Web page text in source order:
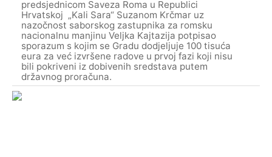
predsjednicom Saveza Roma u Republici
Hrvatskoj „Kali Sara“ Suzanom Krčmar uz
nazočnost saborskog zastupnika za romsku
nacionalnu manjinu Veljka Kajtazija potpisao
sporazum s kojim se Gradu dodjeljuje 100 tisuća
eura za već izvršene radove u prvoj fazi koji nisu
bili pokriveni iz dobivenih sredstava putem
državnog proračuna.